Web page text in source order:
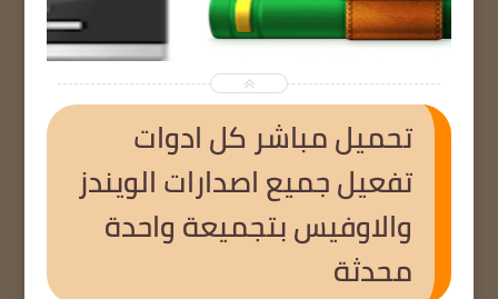
تحميل مباشر كل ادوات
تفعيل جميع اصدارات الويندز
والاوفيس بتجميعة واحدة
محدثة